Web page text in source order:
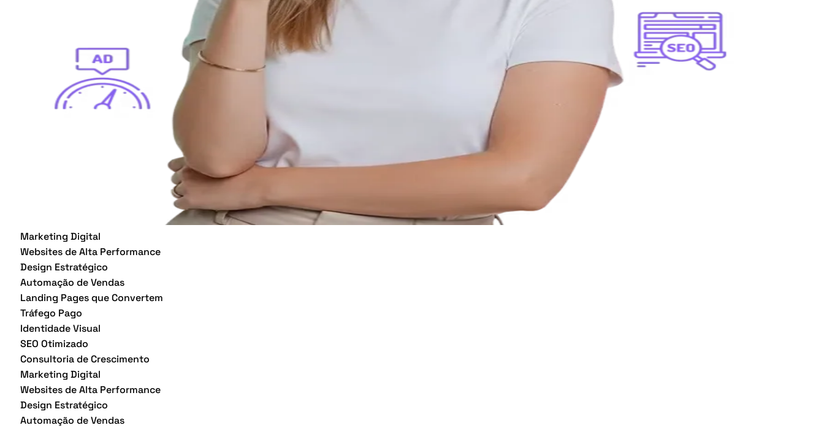
Marketing Digital
Websites de Alta Performance
Design Estratégico
Automação de Vendas
Landing Pages que Convertem
Tráfego Pago
Identidade Visual
SEO Otimizado
Consultoria de Crescimento
Marketing Digital
Websites de Alta Performance
Design Estratégico
Automação de Vendas